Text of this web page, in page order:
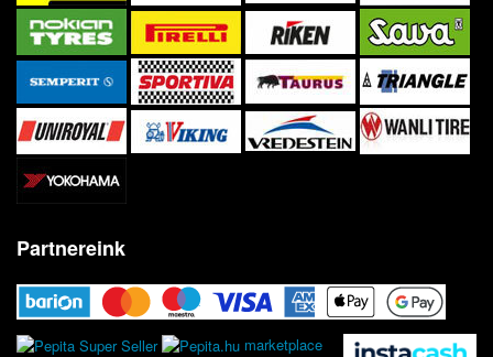
Partnereink
marketplace